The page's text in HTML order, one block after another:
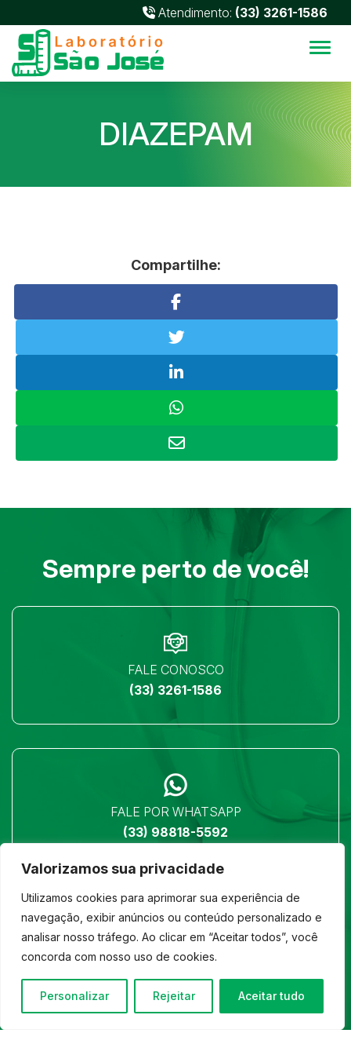
Valorizamos sua privacidade
Utilizamos cookies para aprimorar sua experiência de
navegação, exibir anúncios ou conteúdo personalizado e
analisar nosso tráfego. Ao clicar em “Aceitar todos”, você
concorda com nosso uso de cookies.
Personalizar Rejeitar Aceitar tudo
Atendimento: (33) 3261-1586
DIAZEPAM
Compartilhe:
Sempre perto de você!
FALE CONOSCO
(33) 3261-1586
FALE POR WHATSAPP
(33) 98818-5592
LOCALIZAÇÃO